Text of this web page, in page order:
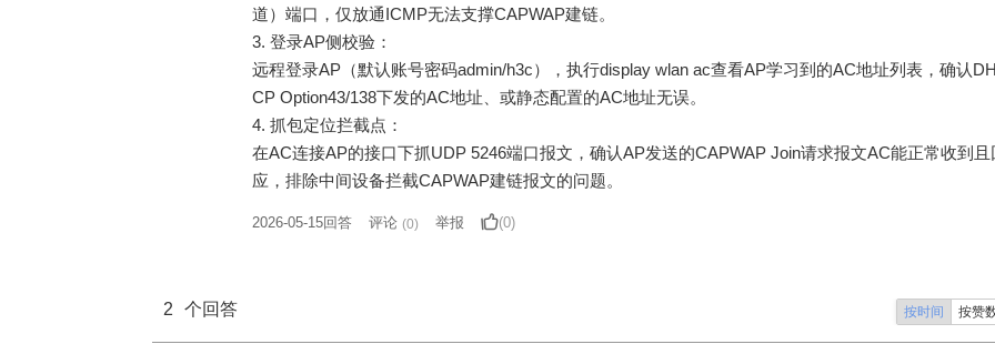
道）端口，仅放通ICMP无法支撑CAPWAP建链。
3. 登录AP侧校验：
远程登录AP（默认账号密码admin/h3c），执行display wlan ac查看AP学习到的AC地址列表，确认
CP Option43/138下发的AC地址、或静态配置的AC地址无误。
4. 抓包定位拦截点：
在AC连接AP的接口下抓UDP 5246端口报文，确认AP发送的CAPWAP Join请求报文AC能正常收到且
应，排除中间设备拦截CAPWAP建链报文的问题。
2026-05-15回答 评论 (0) 举报 (0)
2 个回答 按时间 按赞